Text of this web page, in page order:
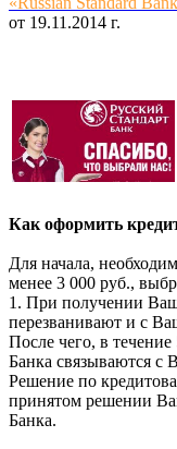
от 19.11.2014 г.
Как оформить
Для начала,
менее 3 000 руб.,
1. При получении
перезванивают и с
После чего, в
Банка связываются с
Решение по
принятом решении
Банка.